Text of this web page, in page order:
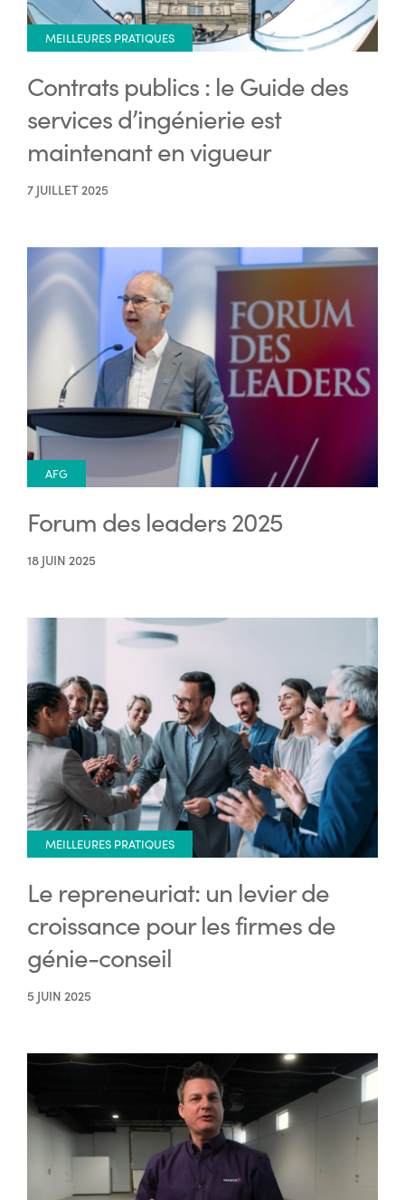
MEILLEURES PRATIQUES
Contrats publics : le Guide des
services d’ingénierie est
maintenant en vigueur
7 JUILLET 2025
AFG
Forum des leaders 2025
18 JUIN 2025
MEILLEURES PRATIQUES
Le repreneuriat: un levier de
croissance pour les firmes de
génie-conseil
5 JUIN 2025